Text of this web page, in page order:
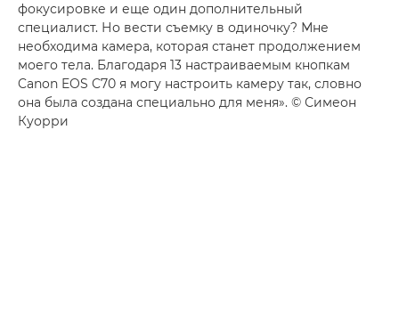
фокусировке и еще один дополнительный
специалист. Но вести съемку в одиночку? Мне
необходима камера, которая станет продолжением
моего тела. Благодаря 13 настраиваемым кнопкам
Canon EOS C70 я могу настроить камеру так, словно
она была создана специально для меня». © Симеон
Куорри